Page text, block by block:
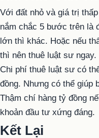
Với đất nhỏ và giá trị
nắm chắc 5 bước trên là
lớn thì khác. Hoặc nếu
thì nên thuê luật sư ngay.
Chi phí thuê luật sư có
đồng. Nhưng có thể giúp
Thậm chí hàng tỷ đồng
khoản đầu tư xứng đáng.
Kết Lại